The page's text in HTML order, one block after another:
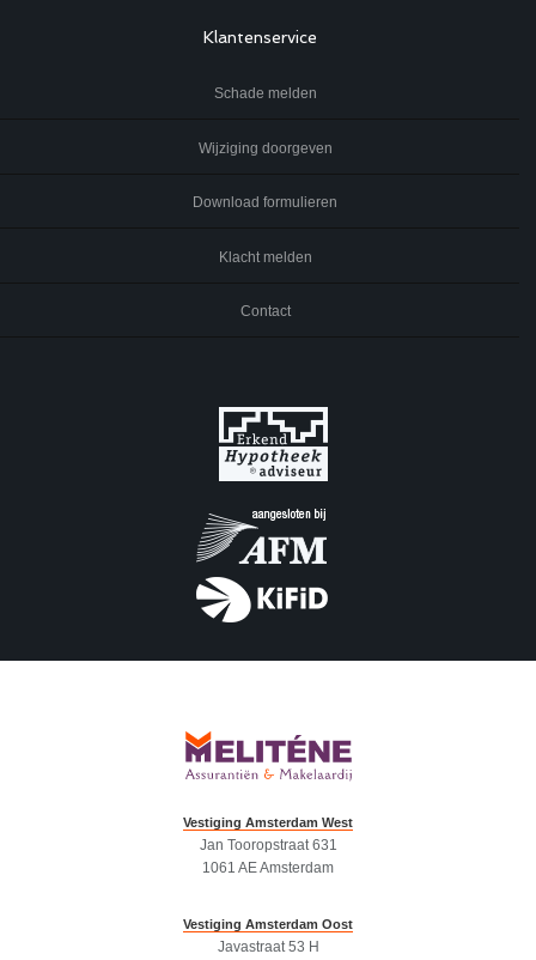
Klantenservice
Schade melden
Wijziging doorgeven
Download formulieren
Klacht melden
Contact
Vestiging Amsterdam West
Jan Tooropstraat 631
1061 AE Amsterdam
Vestiging Amsterdam Oost
Javastraat 53 H